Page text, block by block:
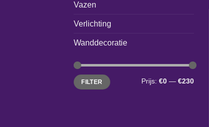
Vazen
Verlichting
Wanddecoratie
Min.
prijs
Max.
prijsFILTER Prijs: €0 — €230